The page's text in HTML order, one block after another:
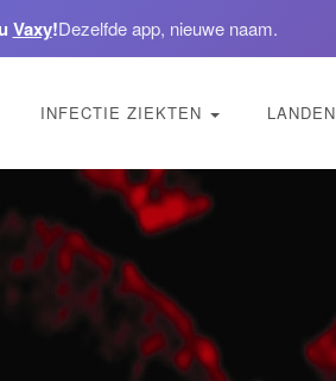
Vaxy!Dezelfde app, nieuwe naam.
INFECTIE ZIEKTEN LANDEN